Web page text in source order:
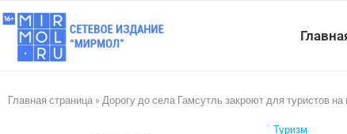
Главная страница » Дорогу до села Гамсутль закроют для туристов на
Туризм